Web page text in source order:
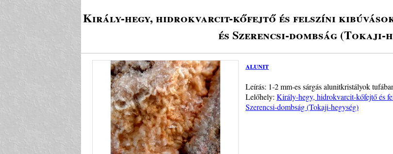
Király-hegy, hidrokvarcit-kőfejtő és felszíni
és Szerencsi-dombság (Tokaji-
alunit
Leírás: 1-2 mm-es sárgás alunitkristályok
Lelőhely: Király-hegy, hidrokvarcit-kőfejtő és
Szerencsi-dombság (Tokaji-hegység)